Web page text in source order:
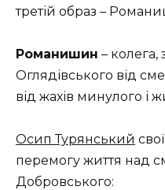
третій образ –
Романишин – колега,
Оглядівського від
від жахів минулого і
Осип Турянський
перемогу життя над
Добровського: